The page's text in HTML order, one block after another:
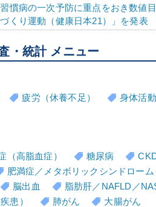
慣病の一次予防に重点をおき数値
くり運動（健康日本21）」を発表
・統計 メニュー
疲労（休養不足）
身体活
（高脂血症） 糖尿病
肥満症／メタボリックシンドローム
脳出血
脂肪肝／NAFLD／
患）
肺がん
大腸がん